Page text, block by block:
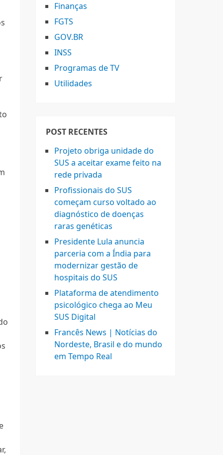
Finanças
FGTS
GOV.BR
INSS
Programas de TV
Utilidades
POST RECENTES
Projeto obriga unidade do
SUS a aceitar exame feito na
rede privada
Profissionais do SUS
começam curso voltado ao
diagnóstico de doenças
raras genéticas
Presidente Lula anuncia
parceria com a Índia para
modernizar gestão de
hospitais do SUS
Plataforma de atendimento
psicológico chega ao Meu
SUS Digital
Francês News | Notícias do
Nordeste, Brasil e do mundo
em Tempo Real